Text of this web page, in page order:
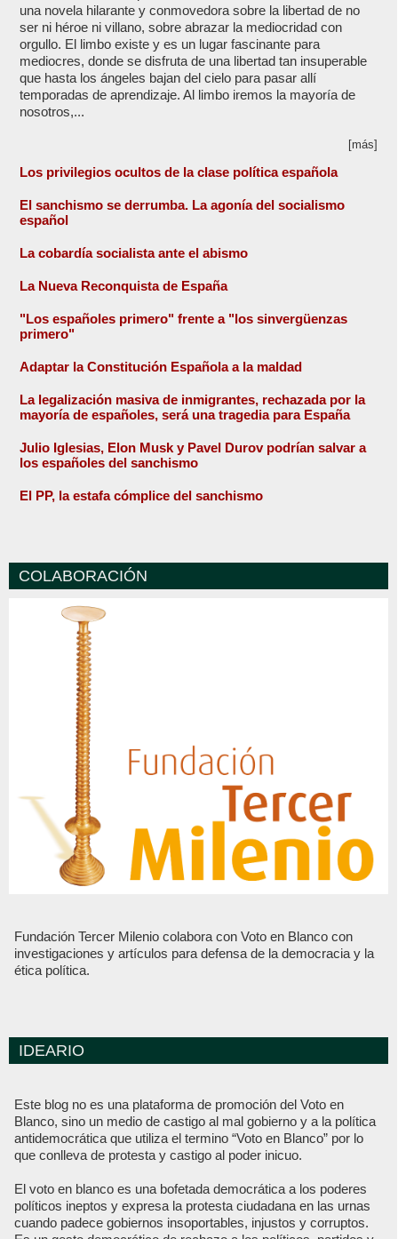
una novela hilarante y conmovedora sobre la libertad de no
ser ni héroe ni villano, sobre abrazar la mediocridad con
orgullo. El limbo existe y es un lugar fascinante para
mediocres, donde se disfruta de una libertad tan insuperable
que hasta los ángeles bajan del cielo para pasar allí
temporadas de aprendizaje. Al limbo iremos la mayoría de
nosotros,...
[más]
Los privilegios ocultos de la clase política española
El sanchismo se derrumba. La agonía del socialismo
español
La cobardía socialista ante el abismo
La Nueva Reconquista de España
"Los españoles primero" frente a "los sinvergüenzas
primero"
Adaptar la Constitución Española a la maldad
La legalización masiva de inmigrantes, rechazada por la
mayoría de españoles, será una tragedia para España
Julio Iglesias, Elon Musk y Pavel Durov podrían salvar a
los españoles del sanchismo
El PP, la estafa cómplice del sanchismo
COLABORACIÓN
Fundación Tercer Milenio colabora con Voto en Blanco con
investigaciones y artículos para defensa de la democracia y la
ética política.
IDEARIO
Este blog no es una plataforma de promoción del Voto en
Blanco, sino un medio de castigo al mal gobierno y a la política
antidemocrática que utiliza el termino “Voto en Blanco” por lo
que conlleva de protesta y castigo al poder inicuo.
El voto en blanco es una bofetada democrática a los poderes
políticos ineptos y expresa la protesta ciudadana en las urnas
cuando padece gobiernos insoportables, injustos y corruptos.